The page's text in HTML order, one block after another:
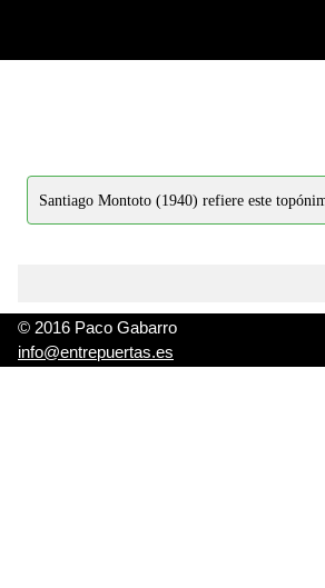
Santiago Montoto (1940) refiere este
© 2016 Paco Gabarro
info@entrepuertas.es